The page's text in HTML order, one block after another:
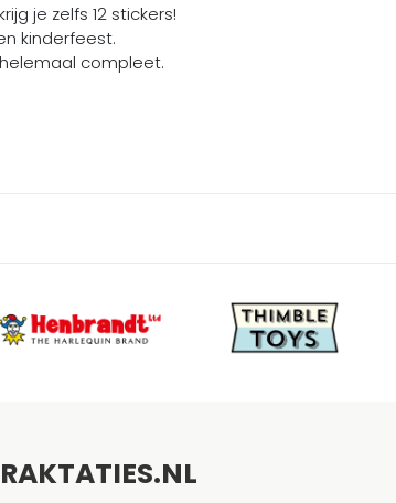
je zelfs 12 stickers!
kinderfeest.
compleet.